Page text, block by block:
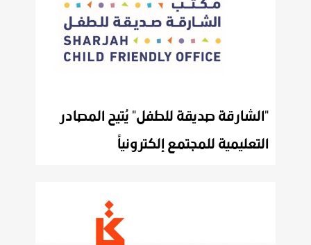
"الشارقة صديقة للطفل" يُتيح المصادر
التعليمية للمجتمع إلكترونياً